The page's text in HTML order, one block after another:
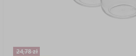
24,78 zł